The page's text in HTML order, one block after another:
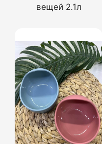
вещей 2.1л